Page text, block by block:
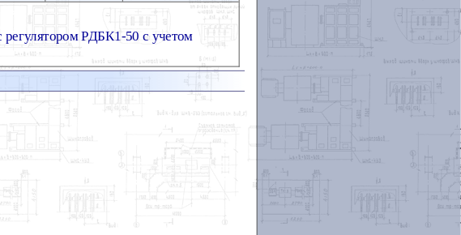
регулятором РДБК1-50 с учетом